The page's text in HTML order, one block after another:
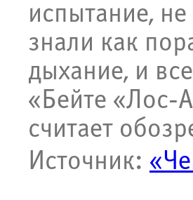
испытание,
знали как
дыхание, и
«Бейте «Лос-
считает
Источник: